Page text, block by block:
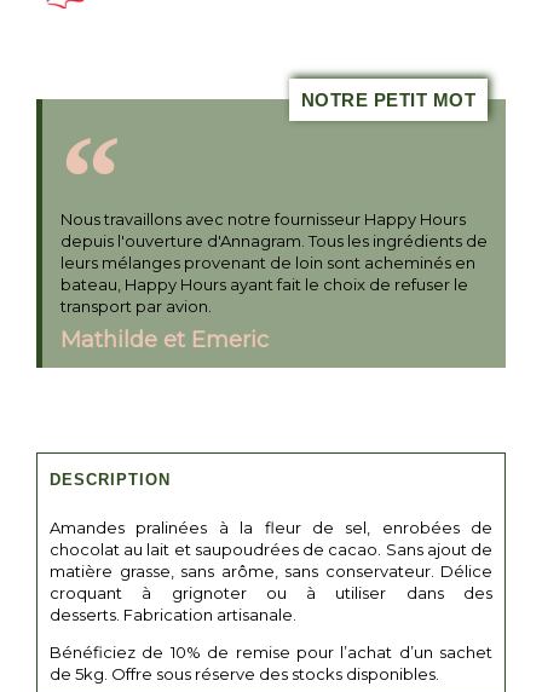
Nous travaillons avec notre fournisseur Happy Hours
depuis l'ouverture d'Annagram. Tous les ingrédients de
leurs mélanges provenant de loin sont acheminés en
bateau, Happy Hours ayant fait le choix de refuser le
transport par avion.
Mathilde et Emeric
NOTRE PETIT MOT
DESCRIPTION
Amandes pralinées à la fleur de sel, enrobées de
chocolat au lait et saupoudrées de cacao. Sans ajout de
matière grasse, sans arôme, sans conservateur. Délice
croquant à grignoter ou à utiliser dans des
desserts. Fabrication artisanale.
Bénéficiez de 10% de remise pour l’achat d’un sachet
de 5kg. Offre sous réserve des stocks disponibles.